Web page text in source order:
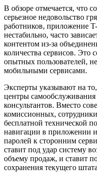
В обзоре отмечается, что
серьезное недовольство
работников, приложение
нестабильно, часто
контентом из-за
количества сервисов. Это
опытных пользователей,
мобильными сервисами.
Эксперты указывают на
центры самообслуживания
консультантов. Вместо
комиссионных,
бесплатной технической
навигации в приложении
паролей к сторонним
ставит под удар систему
объему продаж, и ставит
сохранения текущего